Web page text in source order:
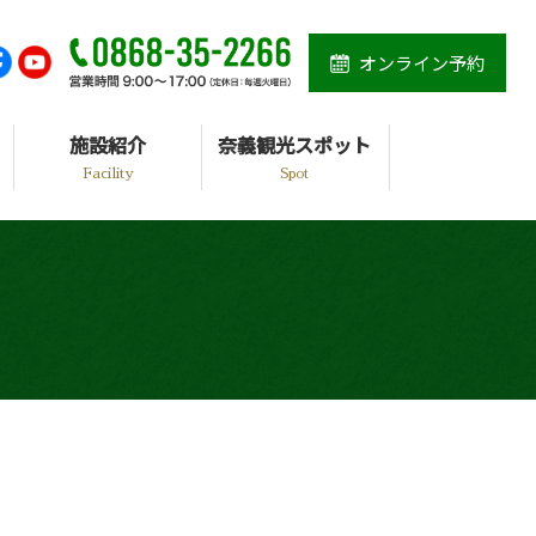
オンライン予約
施設紹介
Facility
奈義観光スポット
Spot